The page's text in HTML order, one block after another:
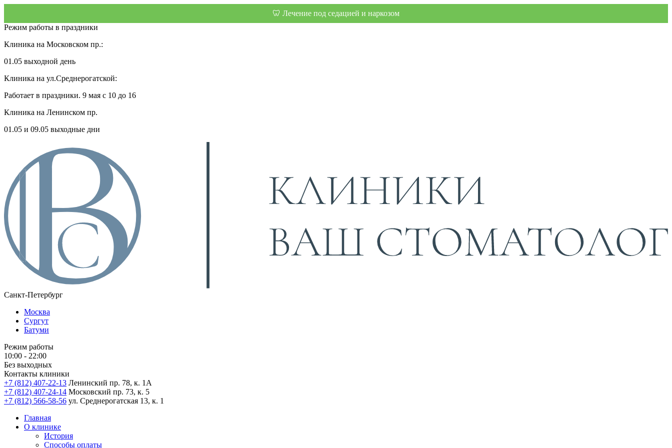
🦷 Лечение под седацией и наркозом
Режим работы в праздники
Клиника на Московском пр.:
01.05 выходной день
Клиника на ул.Среднерогатской:
Работает в праздники. 9 мая с 10 до 16
Клиника на Ленинском пр.
01.05 и 09.05 выходные дни
Санкт-Петербург
Москва
Сургут
Батуми
Режим работы
10:00 - 22:00
Без выходных
Контакты клиники
+7 (812) 407-22-13 Ленинский пр. 78, к. 1А
+7 (812) 407-24-14 Московский пр. 73, к. 5
+7 (812) 566-58-56 ул. Среднерогатская 13, к. 1
Главная
О клинике
История
Способы оплаты